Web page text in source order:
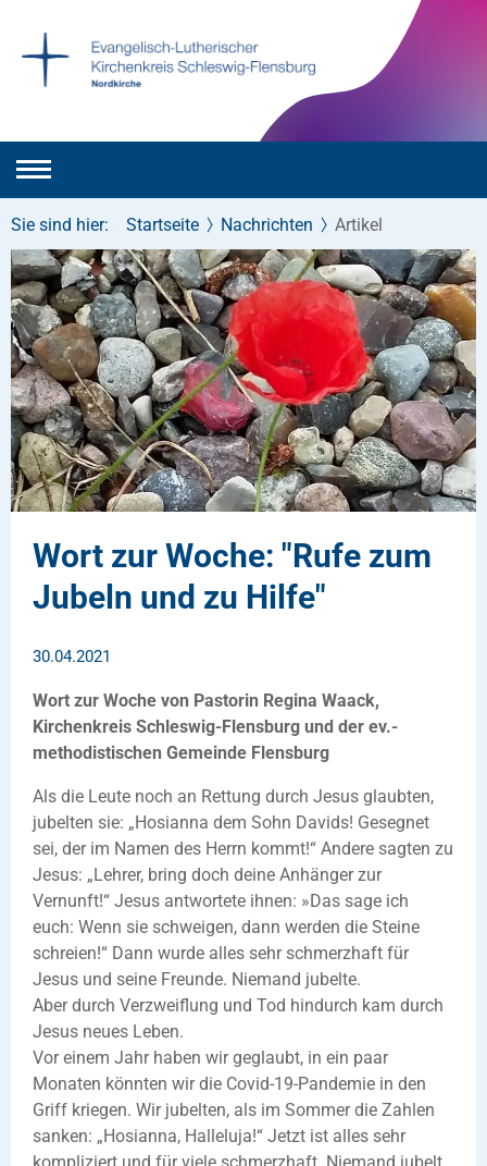
Sie sind hier: Startseite Nachrichten Artikel
Wort zur Woche: "Rufe zum
Jubeln und zu Hilfe"
30.04.2021
Wort zur Woche von Pastorin Regina Waack,
Kirchenkreis Schleswig-Flensburg und der ev.-
methodistischen Gemeinde Flensburg
Als die Leute noch an Rettung durch Jesus glaubten,
jubelten sie: „Hosianna dem Sohn Davids! Gesegnet
sei, der im Namen des Herrn kommt!“ Andere sagten zu
Jesus: „Lehrer, bring doch deine Anhänger zur
Vernunft!“ Jesus antwortete ihnen: »Das sage ich
euch: Wenn sie schweigen, dann werden die Steine
schreien!“ Dann wurde alles sehr schmerzhaft für
Jesus und seine Freunde. Niemand jubelte.
Aber durch Verzweiflung und Tod hindurch kam durch
Jesus neues Leben.
Vor einem Jahr haben wir geglaubt, in ein paar
Monaten könnten wir die Covid-19-Pandemie in den
Griff kriegen. Wir jubelten, als im Sommer die Zahlen
sanken: „Hosianna, Halleluja!“ Jetzt ist alles sehr